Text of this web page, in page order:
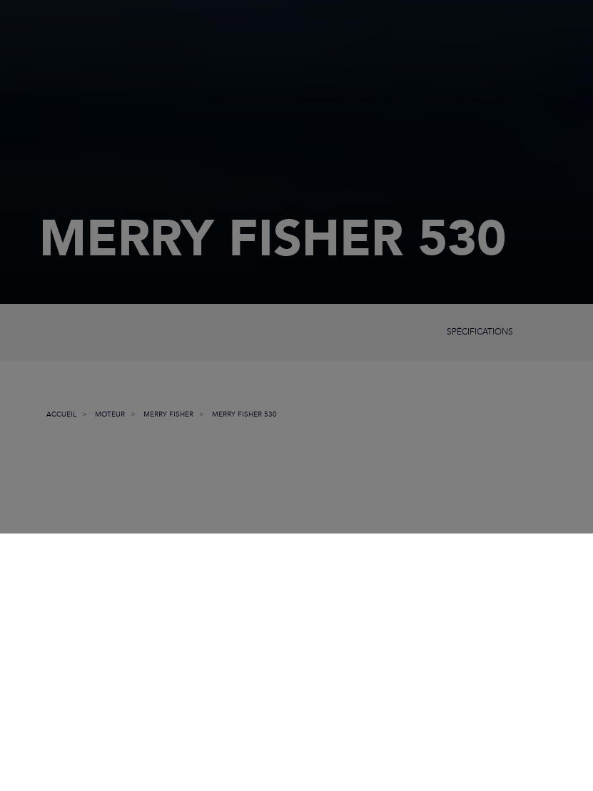
MERRY FISHER 530
SPÉCIFICATIONS
ACCUEIL MOTEUR MERRY FISHER MERRY FISHER 530